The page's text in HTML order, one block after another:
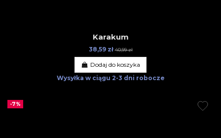
Karakum
38,59 zł40,99 zł
Dodaj do koszyka
Wysyłka w ciągu 2-3 dni robocze
-7%